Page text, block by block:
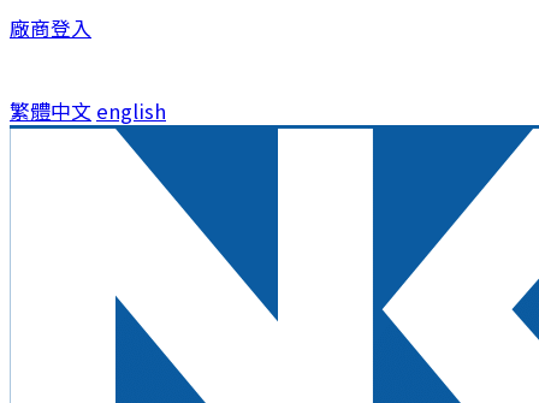
廠商登入
繁體中文 english